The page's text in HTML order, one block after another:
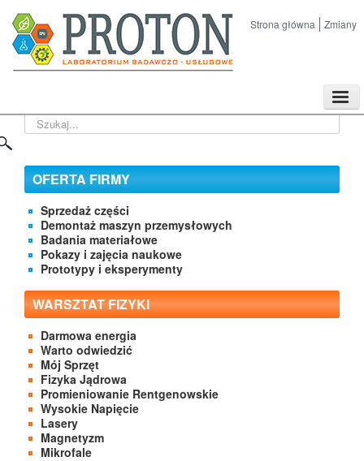
Strona główna Zmiany
Kontakt
Szukaj...
OFERTA FIRMY
Sprzedaż części
Demontaż maszyn przemysłowych
Badania materiałowe
Pokazy i zajęcia naukowe
Prototypy i eksperymenty
WARSZTAT FIZYKI
Darmowa energia
Warto odwiedzić
Mój Sprzęt
Fizyka Jądrowa
Promieniowanie Rentgenowskie
Wysokie Napięcie
Lasery
Magnetyzm
Mikrofale